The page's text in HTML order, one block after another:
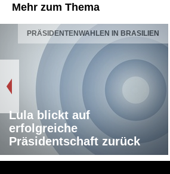
Mehr zum Thema
PRÄSIDENTENWAHLEN IN BRASILIEN
Lula blickt auf
erfolgreiche
Präsidentschaft zurück